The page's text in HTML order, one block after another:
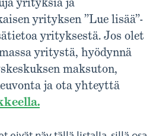
yrityksen ”Lue lisää”-
yrityksestä. Jos olet
yritystä, hyödynnä
maksuton,
ja ota yhteyttä